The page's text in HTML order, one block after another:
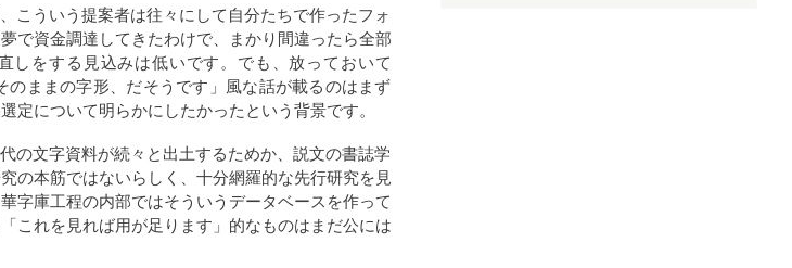
こういう提案者は往々にして自分たちで作ったフォ
で資金調達してきたわけで、まかり間違ったら全部
しをする見込みは低いです。でも、放っておいて
のままの字形、だそうです」風な話が載るのはまず
定について明らかにしたかったという背景です。
の文字資料が続々と出土するためか、説文の書誌学
の本筋ではないらしく、十分網羅的な先行研究を見
字庫工程の内部ではそういうデータベースを作って
これを見れば用が足ります」的なものはまだ公には